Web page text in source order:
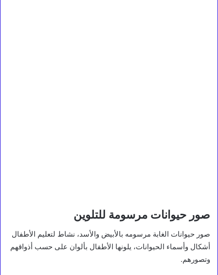
صور حيوانات مرسومة للتلوين
صور حيوانات الغابة مرسومه بالأبيض والأسد، نشاط لتعليم الأطفال
أشكال وأسماء الحيوانات، يلونها الأطفال بألوان على حسب أذواقهم
وتصورهم.